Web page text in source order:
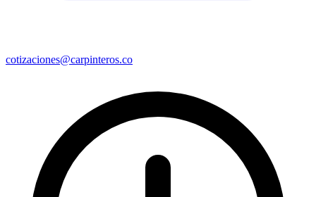
cotizaciones@carpinteros.co